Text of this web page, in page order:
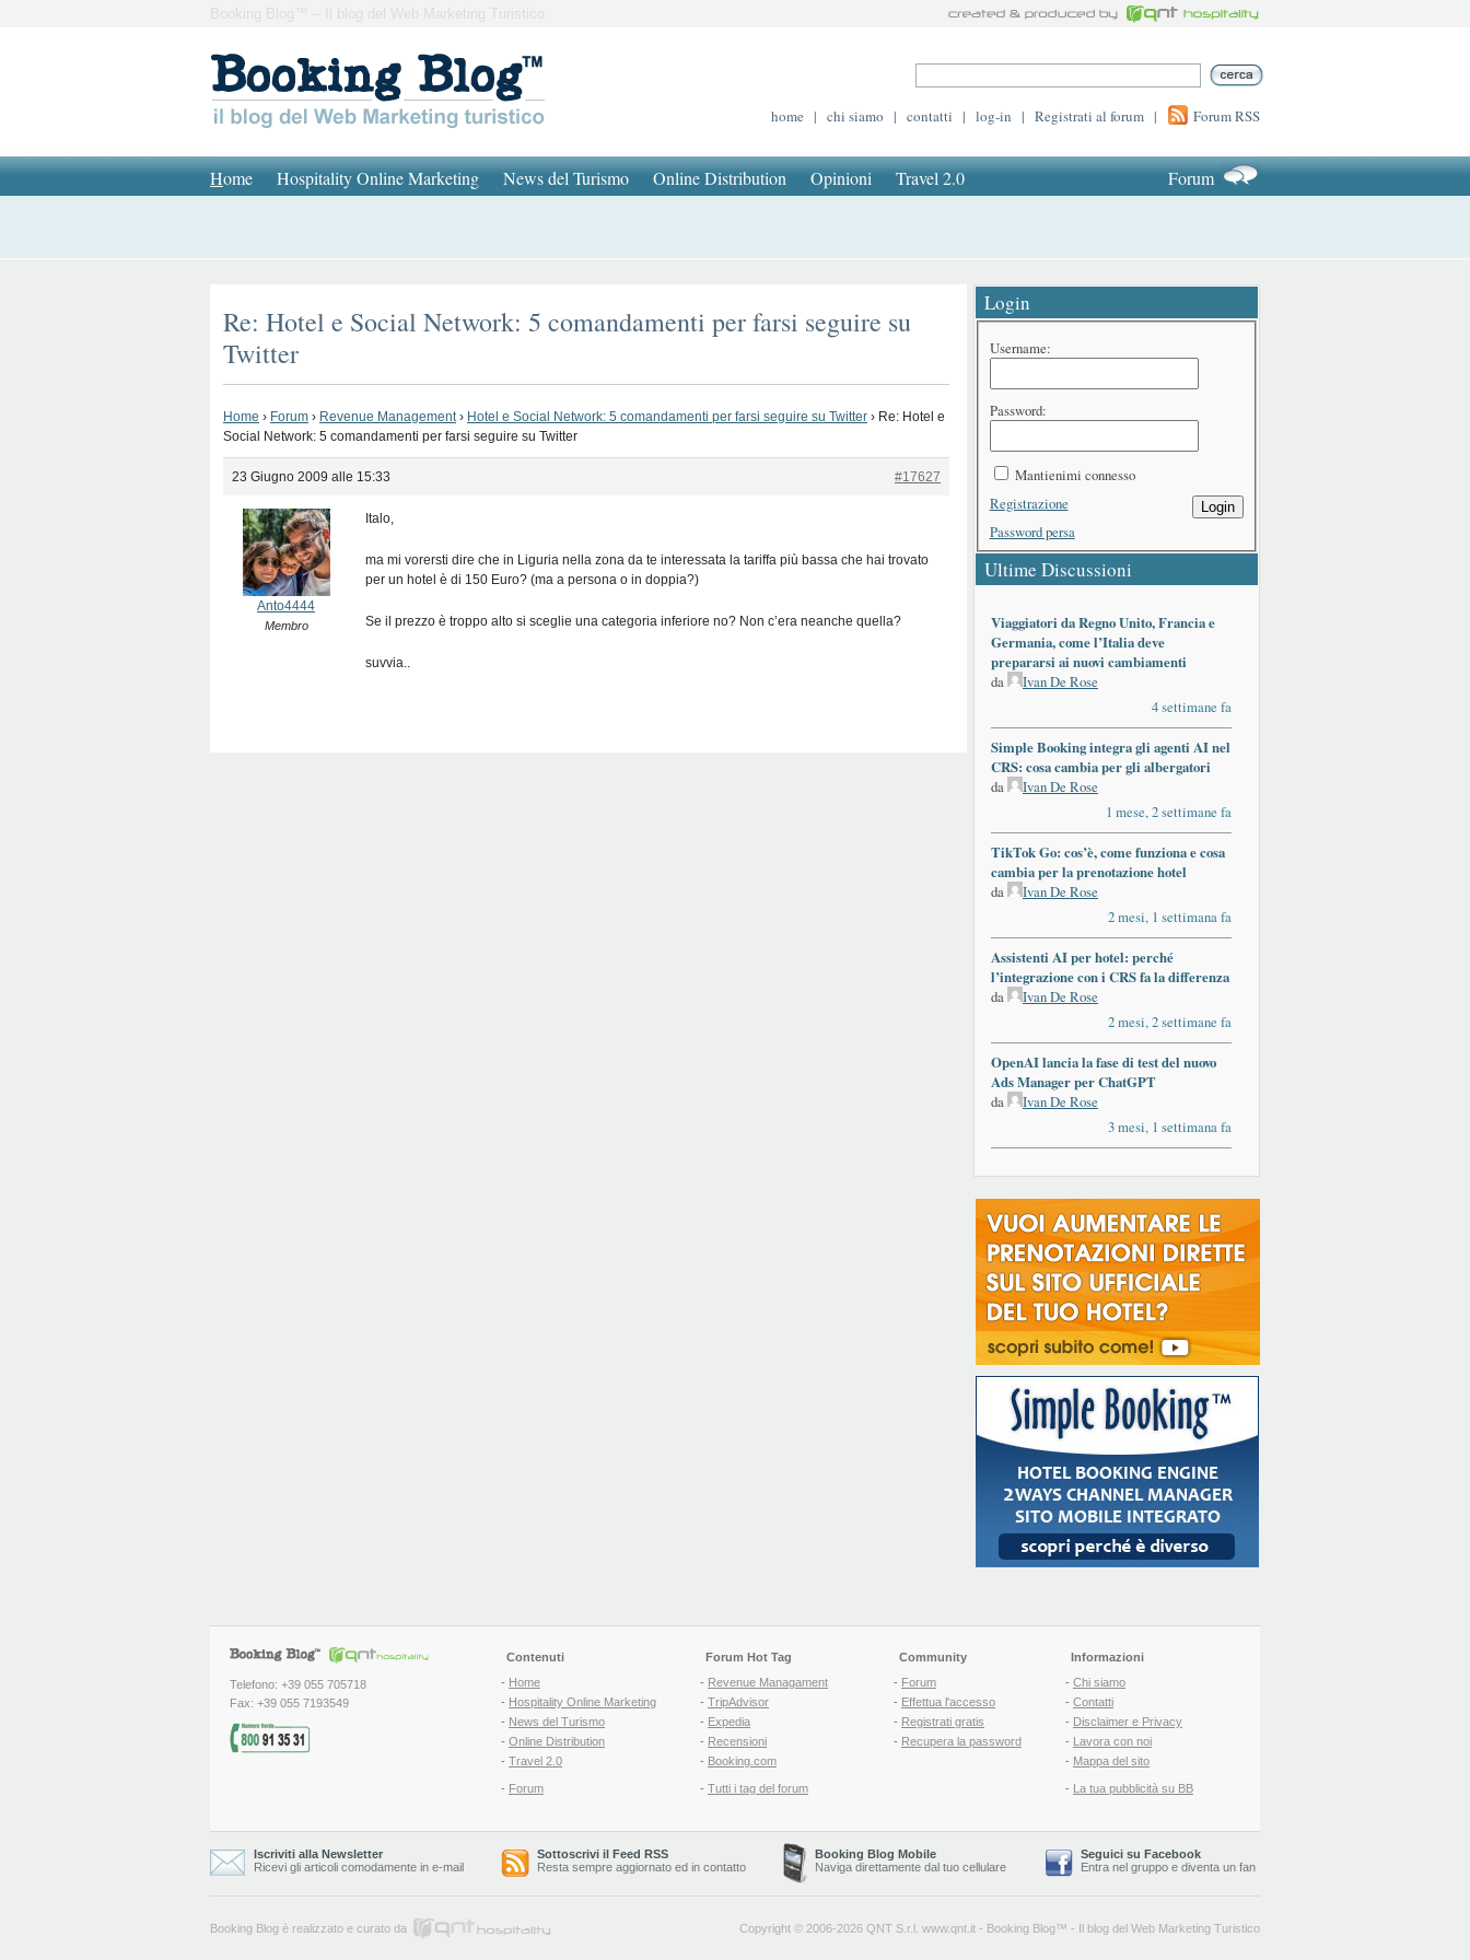
Booking Blog™ – Il blog del Web Marketing Turistico
home | chi siamo | contatti | log-in | Registrati al forum | Forum RSS
Home Hospitality Online Marketing News del Turismo Online Distribution Opinioni Travel 2.0 Forum
Re: Hotel e Social Network: 5 comandamenti per farsi seguire su
Twitter
Home › Forum › Revenue Management › Hotel e Social Network: 5 comandamenti per farsi seguire su Twitter › Re: Hotel e
Social Network: 5 comandamenti per farsi seguire su Twitter
23 Giugno 2009 alle 15:33 #17627
Anto4444
Membro
Italo,
ma mi vorersti dire che in Liguria nella zona da te interessata la tariffa più bassa che hai trovato
per un hotel è di 150 Euro? (ma a persona o in doppia?)
Se il prezzo è troppo alto si sceglie una categoria inferiore no? Non c’era neanche quella?
suvvia..
Login
Username:
Password:
Mantienimi connesso
Login
Registrazione
Password persa
Ultime Discussioni
Viaggiatori da Regno Unito, Francia e
Germania, come l’Italia deve
prepararsi ai nuovi cambiamenti
da
Ivan De Rose
4 settimane fa
Simple Booking integra gli agenti AI nel
CRS: cosa cambia per gli albergatori
da
Ivan De Rose
1 mese, 2 settimane fa
TikTok Go: cos’è, come funziona e cosa
cambia per la prenotazione hotel
da
Ivan De Rose
2 mesi, 1 settimana fa
Assistenti AI per hotel: perché
l’integrazione con i CRS fa la differenza
da
Ivan De Rose
2 mesi, 2 settimane fa
OpenAI lancia la fase di test del nuovo
Ads Manager per ChatGPT
da
Ivan De Rose
3 mesi, 1 settimana fa
Telefono: +39 055 705718
Fax: +39 055 7193549
Contenuti
- Home
- Hospitality Online Marketing
- News del Turismo
- Online Distribution
- Travel 2.0
- Forum
Forum Hot Tag
- Revenue Managament
- TripAdvisor
- Expedia
- Recensioni
- Booking.com
- Tutti i tag del forum
Community
- Forum
- Effettua l'accesso
- Registrati gratis
- Recupera la password
Informazioni
- Chi siamo
- Contatti
- Disclaimer e Privacy
- Lavora con noi
- Mappa del sito
- La tua pubblicità su BB
Iscriviti alla Newsletter
Ricevi gli articoli comodamente in e-mail
Sottoscrivi il Feed RSS
Resta sempre aggiornato ed in contatto
Booking Blog Mobile
Naviga direttamente dal tuo cellulare
Seguici su Facebook
Entra nel gruppo e diventa un fan
Booking Blog è realizzato e curato da Copyright © 2006-2026 QNT S.r.l. www.qnt.it - Booking Blog™ - Il blog del Web Marketing Turistico